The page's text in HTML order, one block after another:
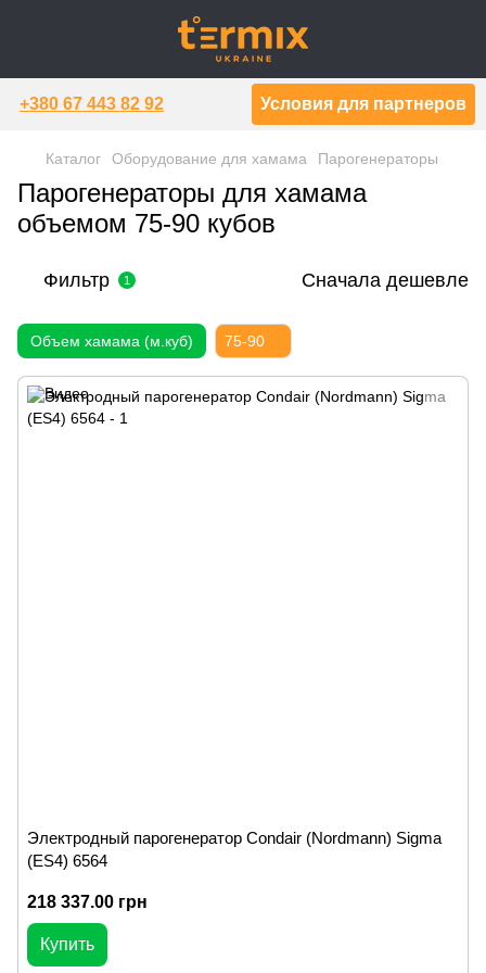
+380 67 443 82 92 Условия для партнеров
Каталог Оборудование для хамама Парогенераторы
Парогенераторы для хамама
объемом 75-90 кубов
Фильтр 1 Сначала дешевле
Объем хамама (м.куб) 75-90
Электродный парогенератор Condair (Nordmann) Sigma
(ES4) 6564
218 337.00 грн
Купить